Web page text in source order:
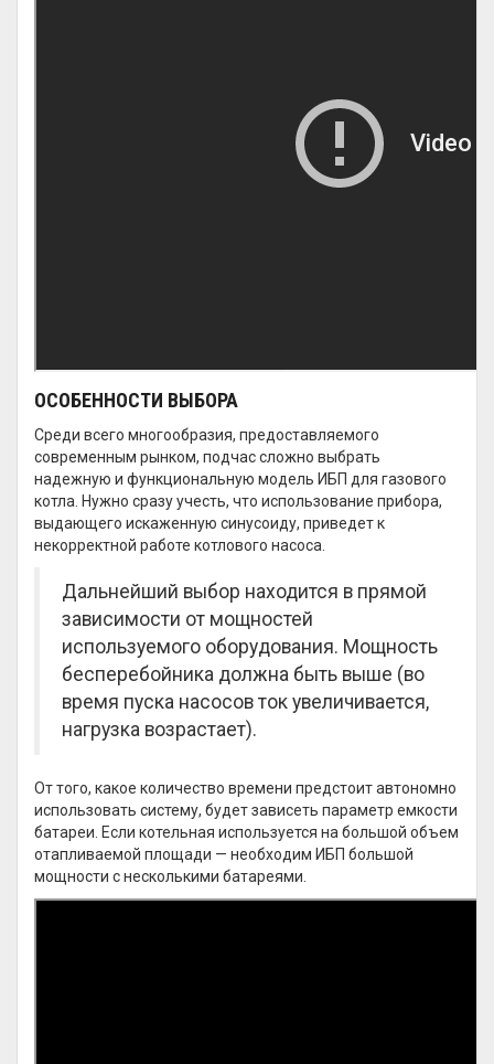
ОСОБЕННОСТИ ВЫБОРА
Среди всего многообразия, предоставляемого
современным рынком, подчас сложно выбрать
надежную и функциональную модель ИБП для газового
котла. Нужно сразу учесть, что использование прибора,
выдающего искаженную синусоиду, приведет к
некорректной работе котлового насоса.
Дальнейший выбор находится в прямой
зависимости от мощностей
используемого оборудования. Мощность
бесперебойника должна быть выше (во
время пуска насосов ток увеличивается,
нагрузка возрастает).
От того, какое количество времени предстоит автономно
использовать систему, будет зависеть параметр емкости
батареи. Если котельная используется на большой объем
отапливаемой площади — необходим ИБП большой
мощности с несколькими батареями.